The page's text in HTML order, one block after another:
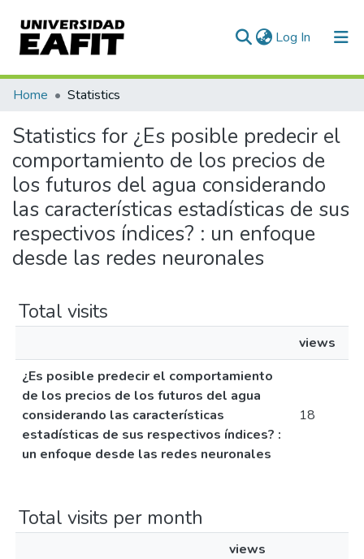
Log In (current)
Communities & Collections
All of DSpace
Home Statistics
Statistics for ¿Es posible predecir el
comportamiento de los precios de
los futuros del agua considerando
las características estadísticas de sus
respectivos índices? : un enfoque
desde las redes neuronales
Total visits
views
¿Es posible predecir el comportamiento
de los precios de los futuros del agua
considerando las características
estadísticas de sus respectivos índices? :
un enfoque desde las redes neuronales
18
Total visits per month
views